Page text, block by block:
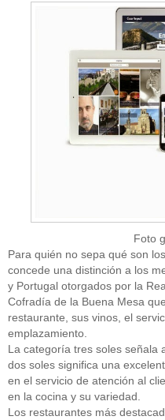
Foto
Para quién no sepa qué son
concede una distinción a los
y Portugal otorgados por la
Cofradía de la Buena Mesa
restaurante, sus vinos, el
emplazamiento.
La categoría tres soles señala
dos soles significa una
en el servicio de atención al
en la cocina y su variedad.
Los restaurantes más